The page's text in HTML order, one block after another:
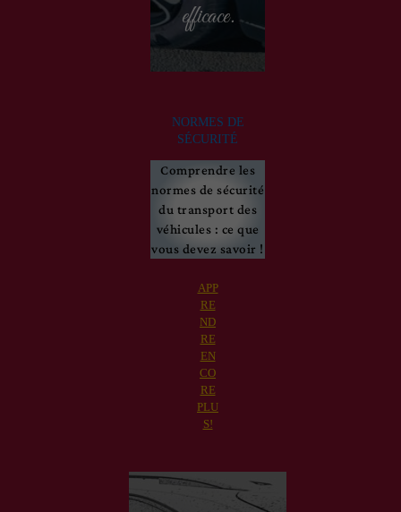
efficace.
NORMES DE
SÉCURITÉ
Comprendre les
normes de sécurité
du transport des
véhicules : ce que
vous devez savoir !
APP
RE
ND
RE
EN
CO
RE
PLU
S!